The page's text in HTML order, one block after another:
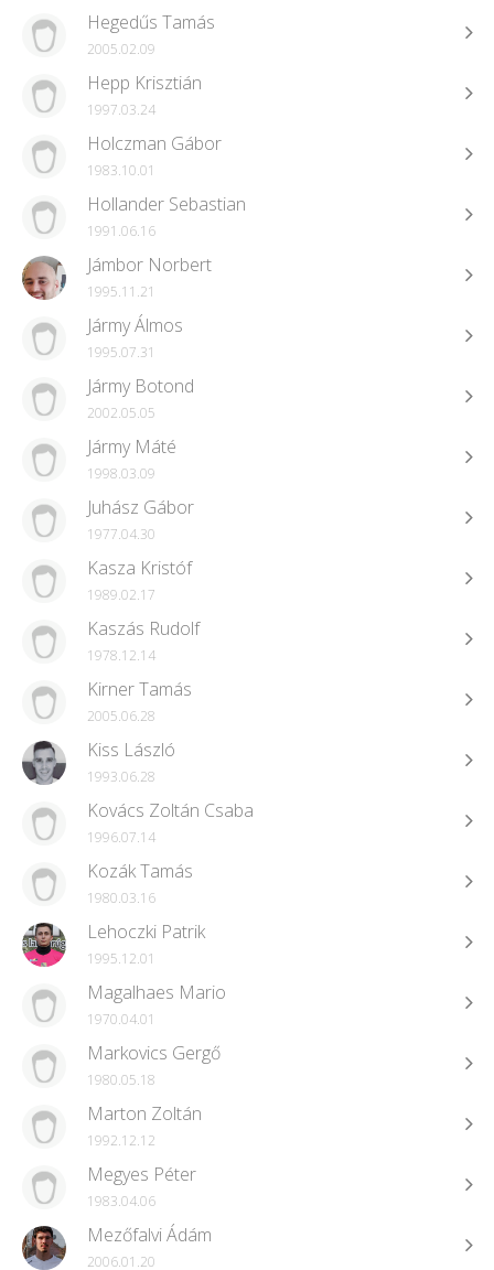
Hegedűs Tamás
2005.02.09
Hepp Krisztián
1997.03.24
Holczman Gábor
1983.10.01
Hollander Sebastian
1991.06.16
Jámbor Norbert
1995.11.21
Jármy Álmos
1995.07.31
Jármy Botond
2002.05.05
Jármy Máté
1998.03.09
Juhász Gábor
1977.04.30
Kasza Kristóf
1989.02.17
Kaszás Rudolf
1978.12.14
Kirner Tamás
2005.06.28
Kiss László
1993.06.28
Kovács Zoltán Csaba
1996.07.14
Kozák Tamás
1980.03.16
Lehoczki Patrik
1995.12.01
Magalhaes Mario
1970.04.01
Markovics Gergő
1980.05.18
Marton Zoltán
1992.12.12
Megyes Péter
1983.04.06
Mezőfalvi Ádám
2006.01.20